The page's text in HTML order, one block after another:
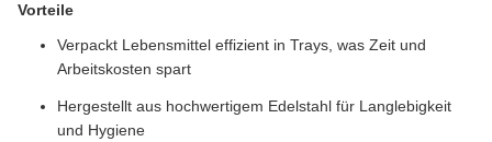
Vorteile
Verpackt Lebensmittel effizient in Trays, was Zeit und
Arbeitskosten spart
Hergestellt aus hochwertigem Edelstahl für Langlebigkeit
und Hygiene